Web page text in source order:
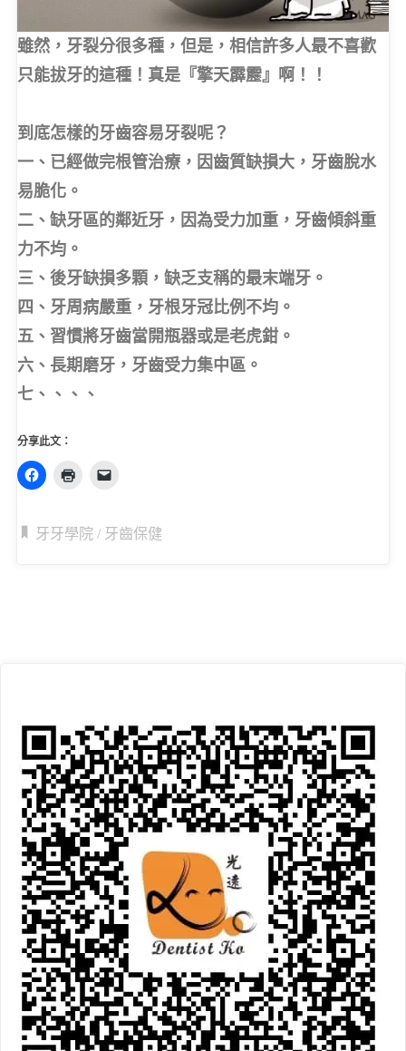
雖然，牙裂分很多種，但是，相信許多人最不喜歡
只能拔牙的這種！真是『擎天霹靂』啊！！
到底怎樣的牙齒容易牙裂呢？
一、已經做完根管治療，因齒質缺損大，牙齒脫水
易脆化。
二、缺牙區的鄰近牙，因為受力加重，牙齒傾斜重
力不均。
三、後牙缺損多顆，缺乏支稱的最末端牙。
四、牙周病嚴重，牙根牙冠比例不均。
五、習慣將牙齒當開瓶器或是老虎鉗。
六、長期磨牙，牙齒受力集中區。
七、、、、
分享此文：
牙牙學院 / 牙齒保健